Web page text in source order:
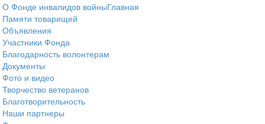
Главная
О Фонде инвалидов войны
Памяти товарищей
Объявления
Участники Фонда
Благодарность волонтерам
Документы
Фото и видео
Творчество ветеранов
Благотворительность
Наши партнеры